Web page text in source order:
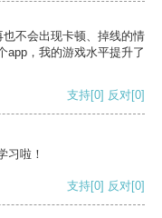
不会出现卡顿、掉线的情
app，我的游戏水平提升了
支持[0] 反对[0]
习啦！
支持[0] 反对[0]